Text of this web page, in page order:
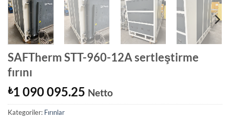
SAFTherm STT-960-12A sertleştirme
fırını
₺1 090 095.25 Netto
Kategoriler: Fırınlar